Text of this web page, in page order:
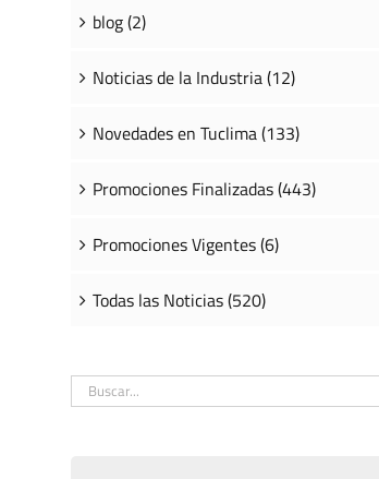
blog (2)
Noticias de la Industria (12)
Novedades en Tuclima (133)
Promociones Finalizadas (443)
Promociones Vigentes (6)
Todas las Noticias (520)
Buscar: